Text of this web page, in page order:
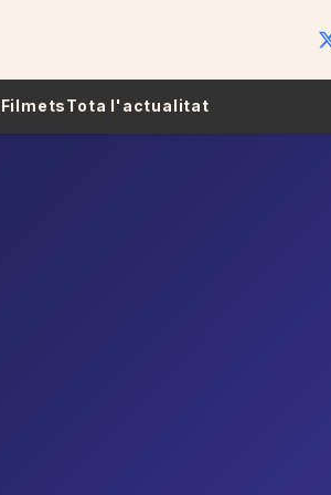
FilmetsTota l'actualitat